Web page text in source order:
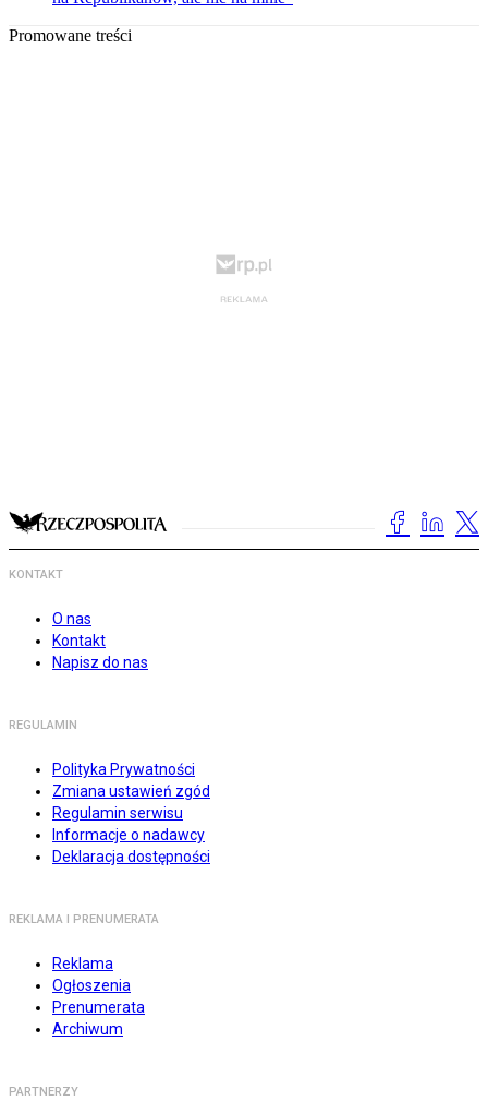
Promowane treści
KONTAKT
O nas
Kontakt
Napisz do nas
REGULAMIN
Polityka Prywatności
Zmiana ustawień zgód
Regulamin serwisu
Informacje o nadawcy
Deklaracja dostępności
REKLAMA I PRENUMERATA
Reklama
Ogłoszenia
Prenumerata
Archiwum
PARTNERZY